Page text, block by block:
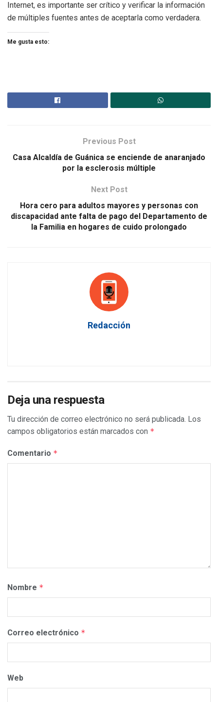
Internet, es importante ser crítico y verificar la información
de múltiples fuentes antes de aceptarla como verdadera.
Me gusta esto:
Previous Post
Casa Alcaldía de Guánica se enciende de anaranjado
por la esclerosis múltiple
Next Post
Hora cero para adultos mayores y personas con
discapacidad ante falta de pago del Departamento de
la Familia en hogares de cuido prolongado
Redacción
Deja una respuesta
Tu dirección de correo electrónico no será publicada. Los
campos obligatorios están marcados con *
Comentario *
Nombre *
Correo electrónico *
Web